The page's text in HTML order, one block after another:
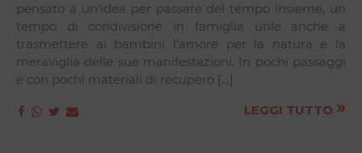
pensato a un’idea per passare del tempo insieme, un
tempo di condivisione in famiglia utile anche a
trasmettere ai bambini l’amore per la natura e la
meraviglia delle sue manifestazioni. In pochi passaggi
e con pochi materiali di recupero […]
LEGGI TUTTO »